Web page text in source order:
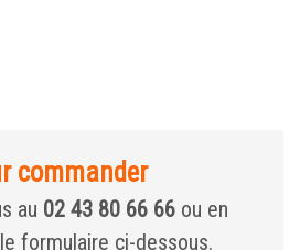
commander
au 02 43 80 66 66 ou en
formulaire ci-dessous.